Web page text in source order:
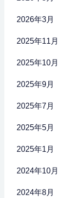
2026年3月
2025年11月
2025年10月
2025年9月
2025年7月
2025年5月
2025年1月
2024年10月
2024年8月